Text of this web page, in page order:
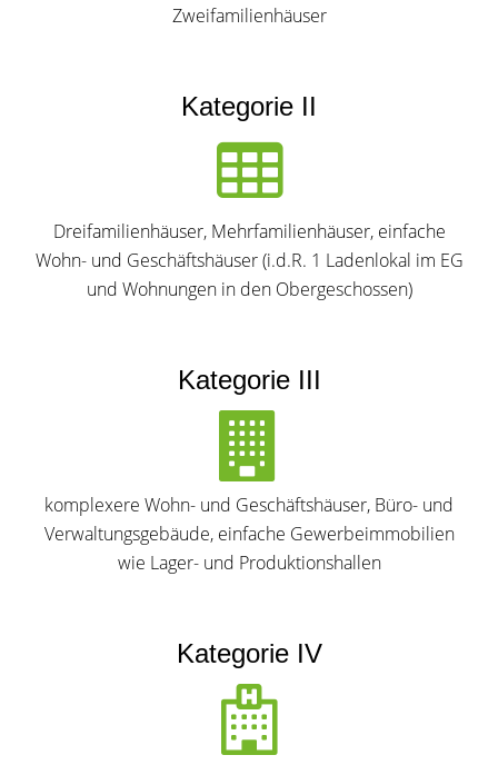
Zweifamilienhäuser
Kategorie II
Dreifamilienhäuser, Mehrfamilienhäuser, einfache
Wohn- und Geschäftshäuser (i.d.R. 1 Ladenlokal im EG
und Wohnungen in den Obergeschossen)
Kategorie III
komplexere Wohn- und Geschäftshäuser, Büro- und
Verwaltungsgebäude, einfache Gewerbeimmobilien
wie Lager- und Produktionshallen
Kategorie IV